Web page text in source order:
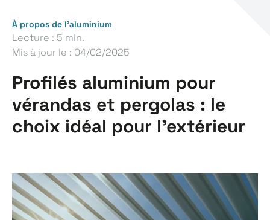
À propos de l’aluminium
Lecture : 5 min.
Mis à jour le : 04/02/2025
Profilés aluminium pour
vérandas et pergolas : le
choix idéal pour l'extérieur